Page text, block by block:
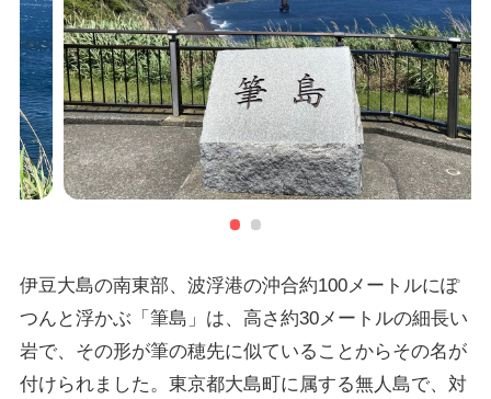
伊豆大島の南東部、波浮港の沖合約100メートルにぽ
つんと浮かぶ「筆島」は、高さ約30メートルの細長い
岩で、その形が筆の穂先に似ていることからその名が
付けられました。東京都大島町に属する無人島で、対